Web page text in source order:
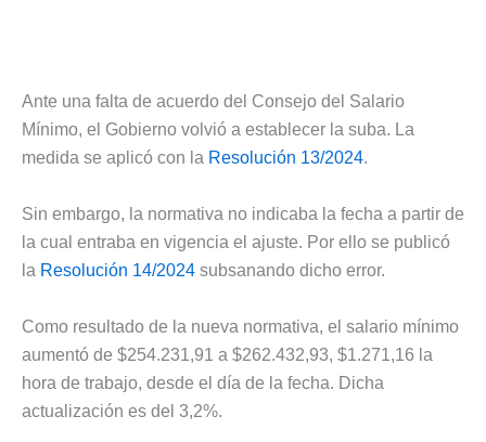
Ante una falta de acuerdo del Consejo del Salario
Mínimo, el Gobierno volvió a establecer la suba. La
medida se aplicó con la Resolución 13/2024.
Sin embargo, la normativa no indicaba la fecha a partir de
la cual entraba en vigencia el ajuste. Por ello se publicó
la Resolución 14/2024 subsanando dicho error.
Como resultado de la nueva normativa, el salario mínimo
aumentó de $254.231,91 a $262.432,93, $1.271,16 la
hora de trabajo, desde el día de la fecha. Dicha
actualización es del 3,2%.